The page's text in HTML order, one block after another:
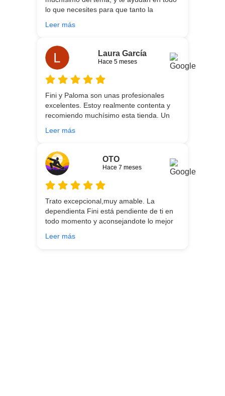
muy rápidos. Volveremos a contar con
ellos para futuras compras. Muchas
gracias!
lo que necesites para que tanto la
que estés necesitando sean los mejores.
trabajo impecable en el transporte y
montaje, unos chicos encantadores. Hace
5 años conocí la tienda, y vuelvo
encantada de contar con su asesoría y
equipo.
Leer más
Laura García
Hace 5 meses
Fini y Paloma son unas profesionales
excelentes. Estoy realmente contenta y
recomiendo muchísimo esta tienda. Un
entrega.
Leer más
OTO
Hace 7 meses
Trato excepcional,muy amable. La
dependienta Fini está pendiente de ti en
todo momento y aconsejandote lo mejor
buscando!!
Leer más